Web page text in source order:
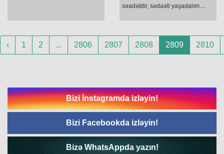
səadətdir, sədaəti yaşadalım....
‹ 1 2 ... 2806 2807 2808 2809 2810
Bizi İnstagramda izləyin!
Bizi Facebookda izləyin!
Bizə WhatsAppda yazın!